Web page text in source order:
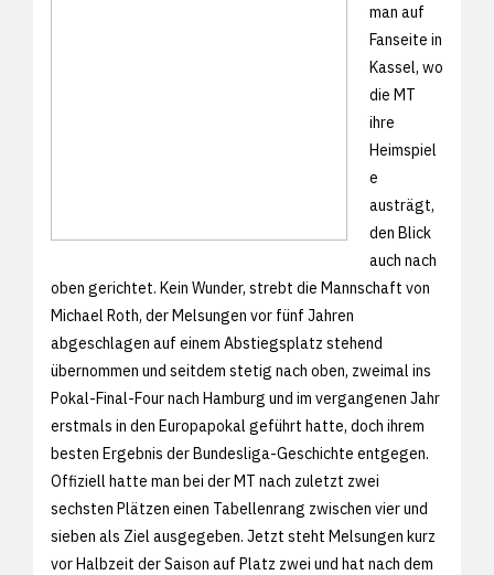
man auf
Fanseite in
Kassel, wo
die MT
ihre
Heimspiel
e
austrägt,
den Blick
auch nach
oben gerichtet. Kein Wunder, strebt die Mannschaft von
Michael Roth, der Melsungen vor fünf Jahren
abgeschlagen auf einem Abstiegsplatz stehend
übernommen und seitdem stetig nach oben, zweimal ins
Pokal-Final-Four nach Hamburg und im vergangenen Jahr
erstmals in den Europapokal geführt hatte, doch ihrem
besten Ergebnis der Bundesliga-Geschichte entgegen.
Offiziell hatte man bei der MT nach zuletzt zwei
sechsten Plätzen einen Tabellenrang zwischen vier und
sieben als Ziel ausgegeben. Jetzt steht Melsungen kurz
vor Halbzeit der Saison auf Platz zwei und hat nach dem